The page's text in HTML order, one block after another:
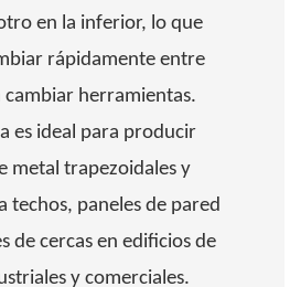
en la inferior, lo que
rápidamente entre
cambiar herramientas.
es ideal para producir
metal trapezoidales y
techos, paneles de pared
de cercas en edificios de
y comerciales.